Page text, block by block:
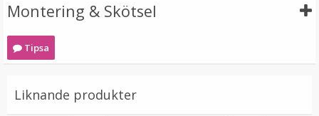
Montering & Skötsel
Tipsa
Liknande produkter